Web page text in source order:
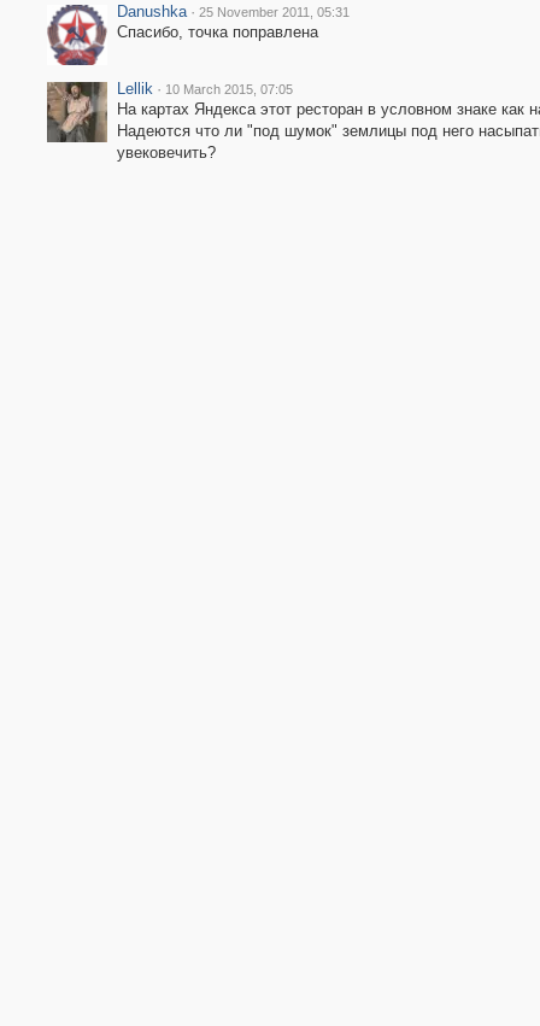
Danushka · 25 November 2011, 05:31
Спасибо, точка поправлена
Lellik · 10 March 2015, 07:05
На картах Яндекса этот ресторан в условном знаке как
Надеются что ли "под шумок" землицы под него
увековечить?